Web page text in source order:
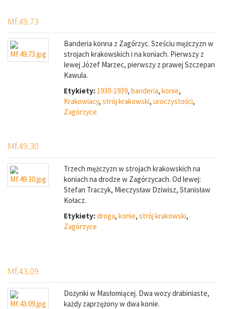
Mf.49.73
Banderia konna z Zagórzyc. Sześciu mężczyzn w
strojach krakowskich i na koniach. Pierwszy z
lewej Józef Marzec, pierwszy z prawej Szczepan
Kawula.
Etykiety: 1930-1939, banderia, konie,
Krakowiacy, strój krakowski, uroczystości,
Zagórzyce
Mf.49.30
Trzech mężczyzn w strojach krakowskich na
koniach na drodze w Zagórzycach. Od lewej:
Stefan Traczyk, Mieczysław Dziwisz, Stanisław
Kołacz.
Etykiety:droga, konie, strój krakowski,
Zagórzyce
Mf.43.09
Dożynki w Masłomiącej. Dwa wozy drabiniaste,
każdy zaprzężony w dwa konie.